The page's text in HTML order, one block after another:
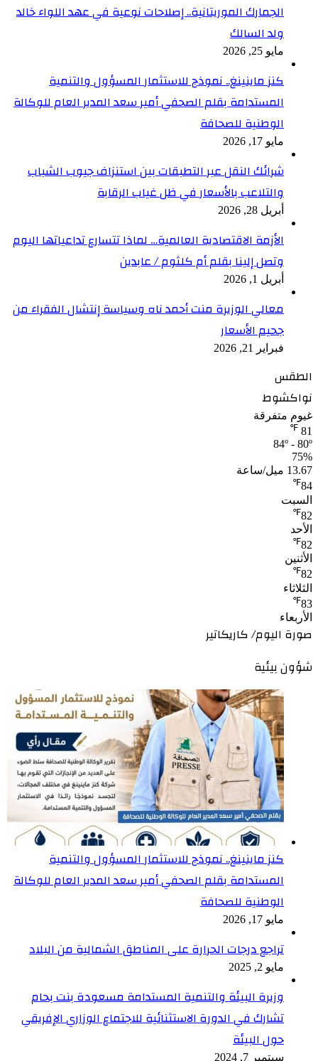
الجمارك الموريتانية.. إصلاحات نوعية في عهد اللواء خالد
ولد السالك
مايو 25, 2026
كنز ماينينغ.. نموذج للاستثمار المسؤول والتنمية
المستدامة بقلم الصحفي أمير سعد المدير العام للوكالة
الوطنية للصحافة
مايو 17, 2026
شرائك النقل عبر التطبقات بين استنزاف جيوب الشباب
والتلاعب بالأسعار في ظل غياب الرقابة
أبريل 28, 2026
الأزمة الاقتصادية العالمية… لماذا تتسارع تداعياتها اليوم
وتصل إلينا بقلم أم كلثوم / عابدين
أبريل 1, 2026
معالي الوزيرة منت أحمد ناه وسياسة إنتشال الفقراء من
جحيم الأسعار
فبراير 21, 2026
الطقس
نواكشوط
غيوم متفرقة
81
℉
84º - 80º
75%
13.67 ميل/ساعة
84
℉
السبت
82
℉
الأحد
82
℉
الأثنين
82
℉
الثلاثاء
83
℉
الأربعاء
صورة اليوم/ كاريكاتير
شؤون بيئية
كنز ماينينغ.. نموذج للاستثمار المسؤول والتنمية
المستدامة بقلم الصحفي أمير سعد المدير العام للوكالة
الوطنية للصحافة
مايو 17, 2026
تراجع درجات الحرارة على المناطق الشمالية من البلاد
مايو 2, 2025
وزيرة البيئة والتنمية المستدامة مسعودة بنت بحام
تشارك في الدورة الاستثنائية للاجتماع الوزاري الإفريقي
حول البيئة
سبتمبر 7, 2024